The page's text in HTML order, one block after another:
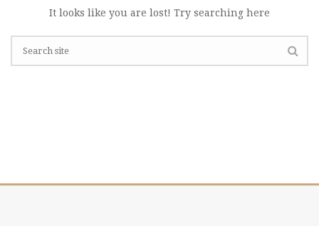
It looks like you are lost! Try searching here